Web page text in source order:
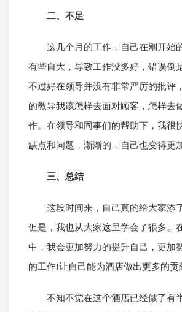
二、不足
这几个月的工作，自己在刚开始
有些自大，导致工作没多好，错误倒
不过好在领导并没有非常严厉的批评
的教导我该怎样去面对顾客，怎样去
作。在领导和同事们的帮助下，我很
缺点和问题，渐渐的，自己也变得更
三、总结
这段时间来，自己真的给大家添
但是，我也从大家这里学会了很多。
中，我会更加努力的提升自己，更加
的工作!让自己能为酒店做出更多的贡
不知不觉在这个酒店已经做了有